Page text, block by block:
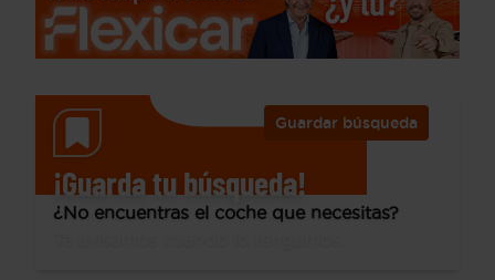
Guardar búsqueda
¡Guarda tu búsqueda!
¿No encuentras el coche que necesitas?